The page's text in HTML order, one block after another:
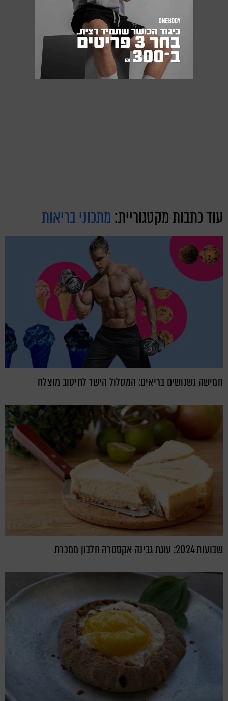
עוד כתבות מקטגוריית: מתכוני בריאות
חמישה נשנושים בריאים: המסלול הישר לחיטוב מוצלח
שבועות 2024: עוגת גבינה אקסטרה חלבון ממכרת